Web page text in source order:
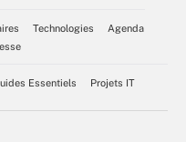
Technologies
Agenda
Essentiels Projets IT